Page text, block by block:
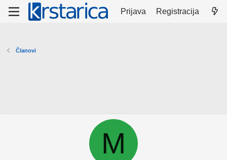
Prijava Registracija
Članovi
M